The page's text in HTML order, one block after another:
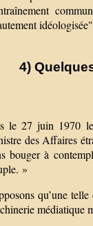
4)
le 27 juin 1970 le
des Affaires
bouger à
»
qu’une
médiatique